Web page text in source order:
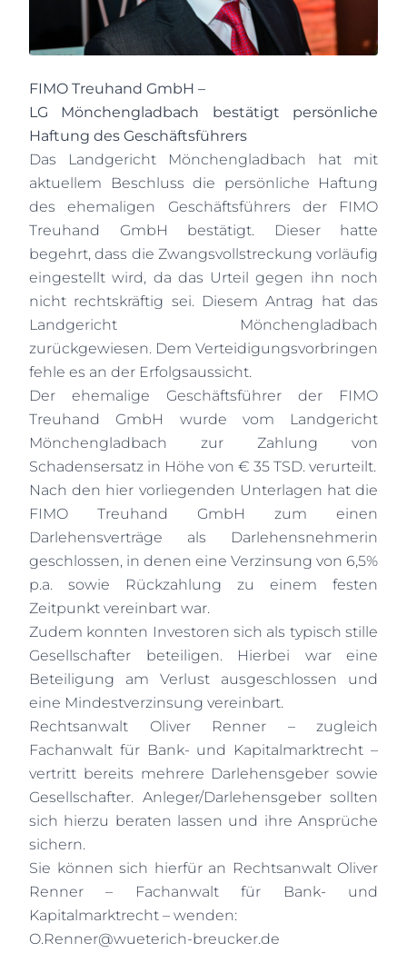
FIMO Treuhand GmbH –
LG Mönchengladbach bestätigt persönliche
Haftung des Geschäftsführers
Das Landgericht Mönchengladbach hat mit
aktuellem Beschluss die persönliche Haftung
des ehemaligen Geschäftsführers der FIMO
Treuhand GmbH bestätigt. Dieser hatte
begehrt, dass die Zwangsvollstreckung vorläufig
eingestellt wird, da das Urteil gegen ihn noch
nicht rechtskräftig sei. Diesem Antrag hat das
Landgericht Mönchengladbach
zurückgewiesen. Dem Verteidigungsvorbringen
fehle es an der Erfolgsaussicht.
Der ehemalige Geschäftsführer der FIMO
Treuhand GmbH wurde vom Landgericht
Mönchengladbach zur Zahlung von
Schadensersatz in Höhe von € 35 TSD. verurteilt.
Nach den hier vorliegenden Unterlagen hat die
FIMO Treuhand GmbH zum einen
Darlehensverträge als Darlehensnehmerin
geschlossen, in denen eine Verzinsung von 6,5%
p.a. sowie Rückzahlung zu einem festen
Zeitpunkt vereinbart war.
Zudem konnten Investoren sich als typisch stille
Gesellschafter beteiligen. Hierbei war eine
Beteiligung am Verlust ausgeschlossen und
eine Mindestverzinsung vereinbart.
Rechtsanwalt Oliver Renner – zugleich
Fachanwalt für Bank- und Kapitalmarktrecht –
vertritt bereits mehrere Darlehensgeber sowie
Gesellschafter. Anleger/Darlehensgeber sollten
sich hierzu beraten lassen und ihre Ansprüche
sichern.
Sie können sich hierfür an Rechtsanwalt Oliver
Renner – Fachanwalt für Bank- und
Kapitalmarktrecht – wenden:
O.Renner@wueterich-breucker.de